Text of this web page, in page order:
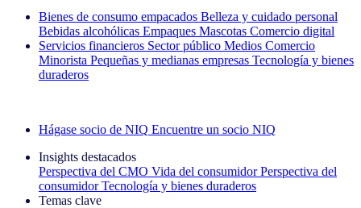
Bienes de consumo empacados Belleza y cuidado personal
Bebidas alcohólicas Empaques Mascotas Comercio digital
Servicios financieros Sector público Medios Comercio
Minorista Pequeñas y medianas empresas Tecnología y bienes
duraderos
Hágase socio de NIQ Encuentre un socio NIQ
Insights destacados
Perspectiva del CMO Vida del consumidor Perspectiva del
consumidor Tecnología y bienes duraderos
Temas clave